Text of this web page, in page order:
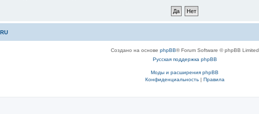
Создано на основе phpBB® Forum Software © phpBB Limited
Русская поддержка phpBB
Моды и расширения phpBB
Конфиденциальность| Правила